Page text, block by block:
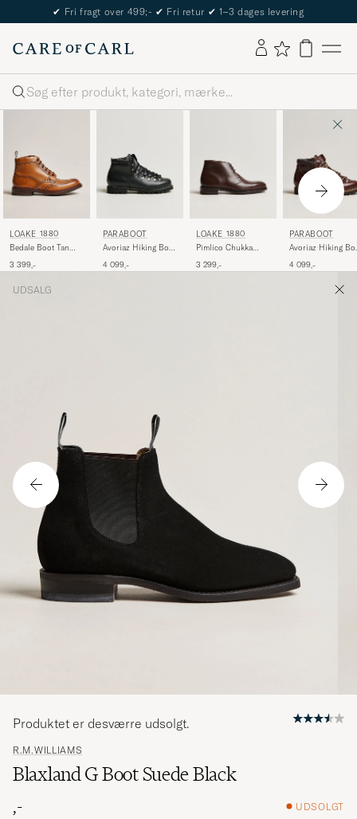
✔ Fri fragt over 499;- ✔ Fri retur ✔ 1–3 dages levering
Søg
LOAKE 1880
Bedale Boot Tan
3 399,-
PARABOOT
Avoriaz Hiking Boot
4 099,-
LOAKE 1880
Pimlico Chukka
Calf
3 299,-
PARABOOT
Avoriaz Hiking
4 099,-
UDSALG
R.M.WILLIAMS
Blaxland G Boot Suede Black
,-
UDSOLGT
Produktet er desværre udsolgt.